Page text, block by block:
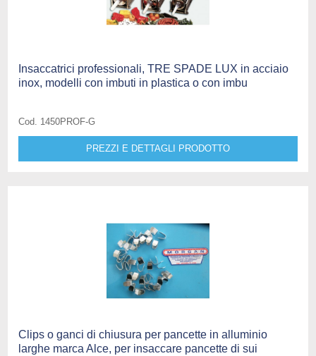
Insaccatrici professionali, TRE SPADE LUX in acciaio
inox, modelli con imbuti in plastica o con imbu
Cod. 1450PROF-G
PREZZI E DETTAGLI PRODOTTO
Clips o ganci di chiusura per pancette in alluminio
larghe marca Alce, per insaccare pancette di sui